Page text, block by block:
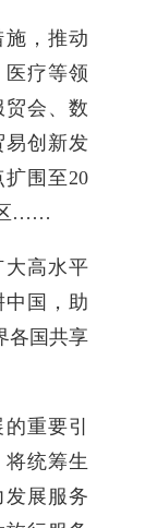
，推动
疗等领
会、数
易创新发
围至20
区……
高水平
国，助
各国共享
重要引
统筹生
展服务